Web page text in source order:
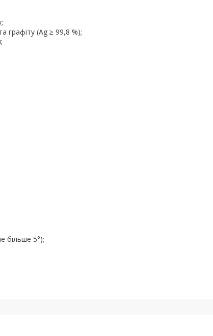
графіту (Ag ≥ 99,8 %);
більше 5°);